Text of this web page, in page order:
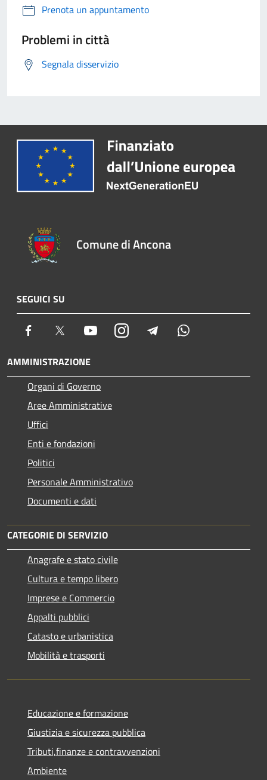
Prenota un appuntamento
Problemi in città
Segnala disservizio
Comune di Ancona
SEGUICI SU
Facebook Twitter YoutubeInstagram Telegram
AMMINISTRAZIONE
Organi di Governo
Aree Amministrative
Uffici
Enti e fondazioni
Politici
Personale Amministrativo
Documenti e dati
CATEGORIE DI SERVIZIO
Anagrafe e stato civile
Cultura e tempo libero
Imprese e Commercio
Appalti pubblici
Catasto e urbanistica
Mobilità e trasporti
Educazione e formazione
Giustizia e sicurezza pubblica
Tributi,finanze e contravvenzioni
Ambiente